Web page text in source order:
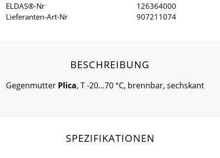
ELDAS®-Nr
126364000
Lieferanten-Art-Nr
907211074
BESCHREIBUNG
Gegenmutter Plica, T -20…70 °C, brennbar, sechskant
SPEZIFIKATIONEN